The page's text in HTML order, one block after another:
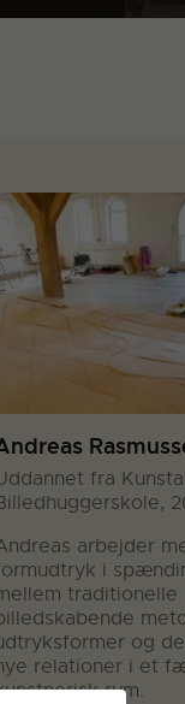
fra
arbejder
i
traditionelle
og
relationer i et
rum.